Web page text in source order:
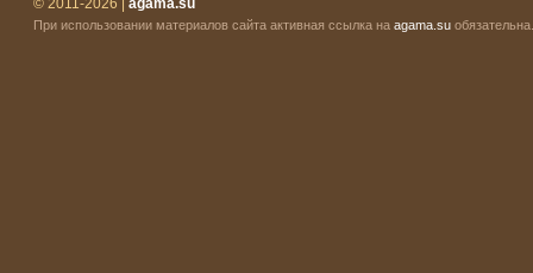
© 2011-2026 | agama.su
При использовании материалов сайта активная ссылка на agama.su обязательна.